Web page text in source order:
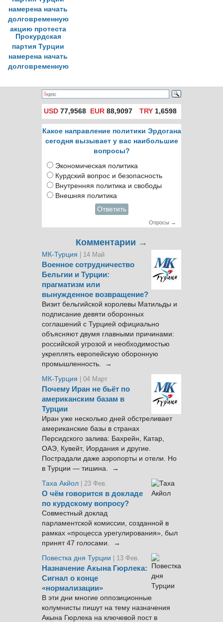
Прокурдская
партия Турции
намерена начать
долговременную
USD 77,9568 EUR 88,9097 TRY1,6598
Какое направление политики Эрдогана
сегодня вызывает у вас наибольшие
вопросы?
Экономическая политика
Курдский вопрос и безопасность
Внутренняя политика и свободы
Внешняя политика
Ответить
Опросы →
Комментарии →
МК-Турция | 14 Май
Военное сотрудничество
Бельгии и Турции:
прагматизм или
вынужденное возвращение?
Визит бельгийской королевы Матильды и
подписание девяти оборонных
соглашений с Турцией официально
объясняют двумя главными причинами:
российской угрозой и необходимостью
укреплять европейскую оборонную
промышленность. →
МК-Турция
| 04 Март
Почему Иран не бьёт по
американским базам в
Турции
Иран уже несколько дней обстреливает
американские базы в странах
Персидского залива: Бахрейн, Катар,
ОАЭ, Кувейт, Иордания и другие.
Пострадали даже аэропорты и отели. Но
в Турции — тишина. →
Таха Акйол | 23 Фев.
О чём говорится в докладе
по курдскому вопросу?
Совместный доклад
парламентской комиссии, созданной в
рамках «процесса урегулирования», был
принят 47 голосами. →
Повестка дня Турции
| 13 Фев.
Назначение Акына Гюрлека:
Сигнал о конце
«нормализации»
В эти дни многие оппозиционные
колумнисты пишут на тему назначения
Акына Гюрлека на ключевой пост в